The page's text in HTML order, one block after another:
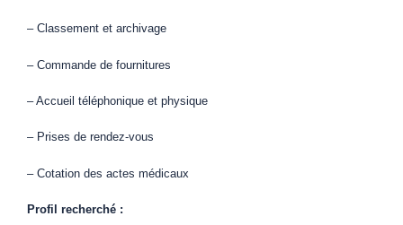
– Classement et archivage
– Commande de fournitures
– Accueil téléphonique et physique
– Prises de rendez-vous
– Cotation des actes médicaux
Profil recherché :